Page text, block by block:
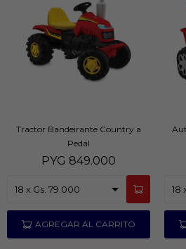
Tractor Bandeirante Country a
Pedal
PYG 849.000